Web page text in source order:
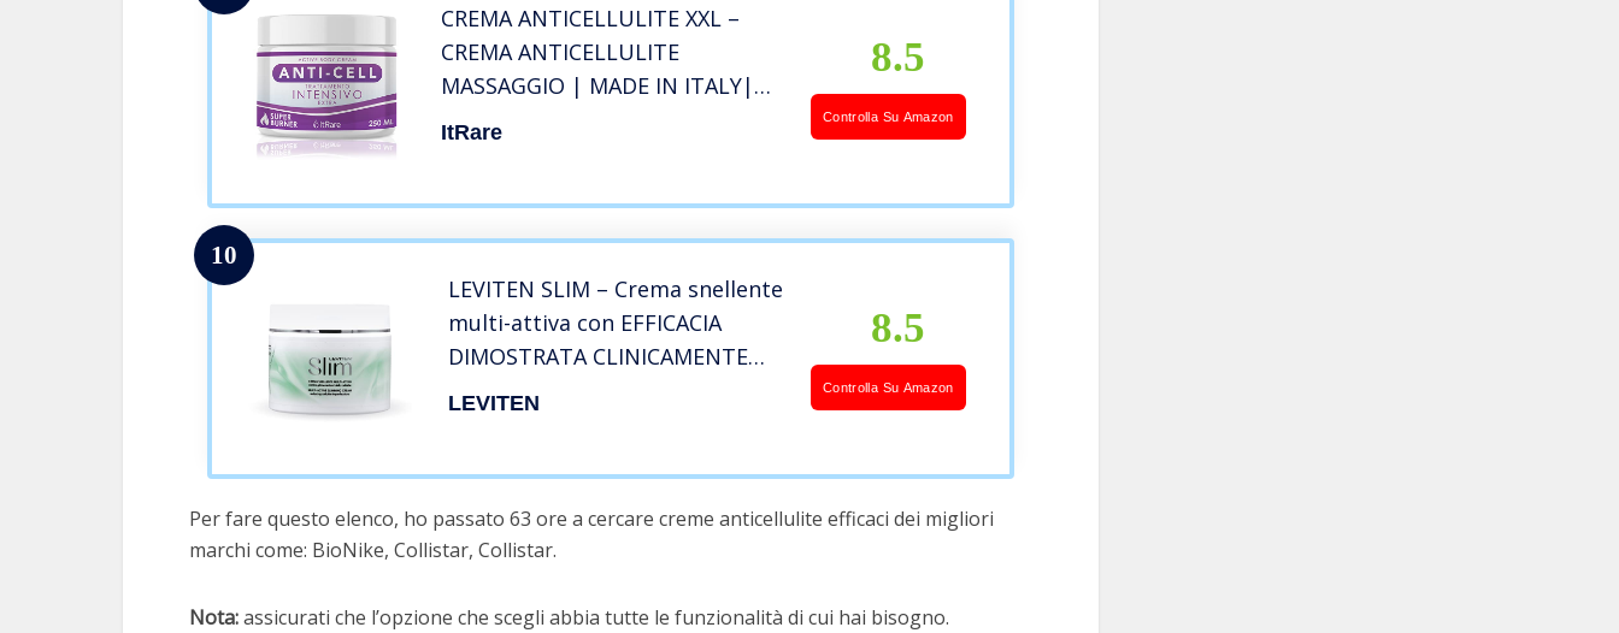
CREMA ANTICELLULITE XXL –
CREMA ANTICELLULITE
MASSAGGIO | MADE IN ITALY|
CREMA RIDUTTRICE
ItRare
8.5
Controlla Su Amazon
10
LEVITEN SLIM – Crema snellente
multi-attiva con EFFICACIA
DIMOSTRATA CLINICAMENTE
contro gli inestetismi della
LEVITEN
8.5
Controlla Su Amazon
Per fare questo elenco, ho passato 63 ore a cercare creme anticellulite efficaci dei migliori
marchi come: BioNike, Collistar, Collistar.
Nota:assicurati che l’opzione che scegli abbia tutte le funzionalità di cui hai bisogno.